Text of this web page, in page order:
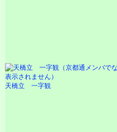
天橋立 一字観